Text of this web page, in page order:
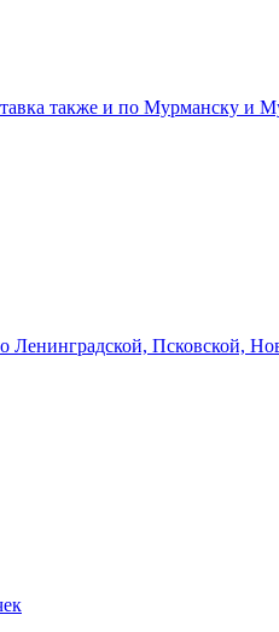
также и по Мурманску и
Ленинградской, Псковской,